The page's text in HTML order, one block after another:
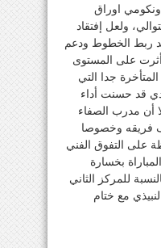
اوراق
ولعل إفتقاد
ربط الخطوط ودعم
على المستوى
المتأخرة جدا التي
قد حسنت أداء
أن مدرب الصفاء
وخصوصا
على التفوق الفني
بخسارة
للمركز الثاني
مع ختام